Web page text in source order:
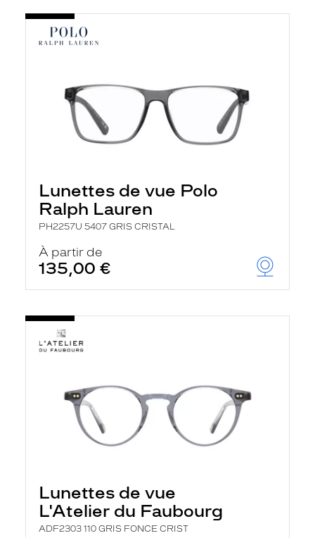
Lunettes de vue Polo
Ralph Lauren
PH2257U 5407 GRIS CRISTAL
À partir de
135,00 €
Lunettes de vue
L'Atelier du Faubourg
ADF2303 110 GRIS FONCE CRIST